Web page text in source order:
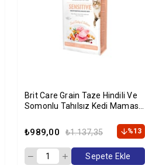
Brit Care Grain Taze Hindili Ve
Somonlu Tahılsız Kedi Maması
₺989,00 ₺1.137,35 %13
Sepete Ekle